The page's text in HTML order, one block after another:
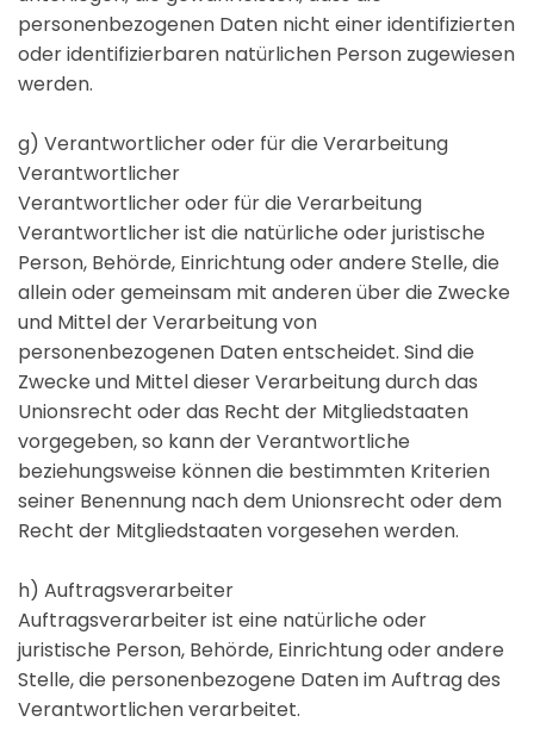
personenbezogenen Daten nicht einer identifizierten
oder identifizierbaren natürlichen Person zugewiesen
werden.
g) Verantwortlicher oder für die Verarbeitung
Verantwortlicher
Verantwortlicher oder für die Verarbeitung
Verantwortlicher ist die natürliche oder juristische
Person, Behörde, Einrichtung oder andere Stelle, die
allein oder gemeinsam mit anderen über die Zwecke
und Mittel der Verarbeitung von
personenbezogenen Daten entscheidet. Sind die
Zwecke und Mittel dieser Verarbeitung durch das
Unionsrecht oder das Recht der Mitgliedstaaten
vorgegeben, so kann der Verantwortliche
beziehungsweise können die bestimmten Kriterien
seiner Benennung nach dem Unionsrecht oder dem
Recht der Mitgliedstaaten vorgesehen werden.
h) Auftragsverarbeiter
Auftragsverarbeiter ist eine natürliche oder
juristische Person, Behörde, Einrichtung oder andere
Stelle, die personenbezogene Daten im Auftrag des
Verantwortlichen verarbeitet.